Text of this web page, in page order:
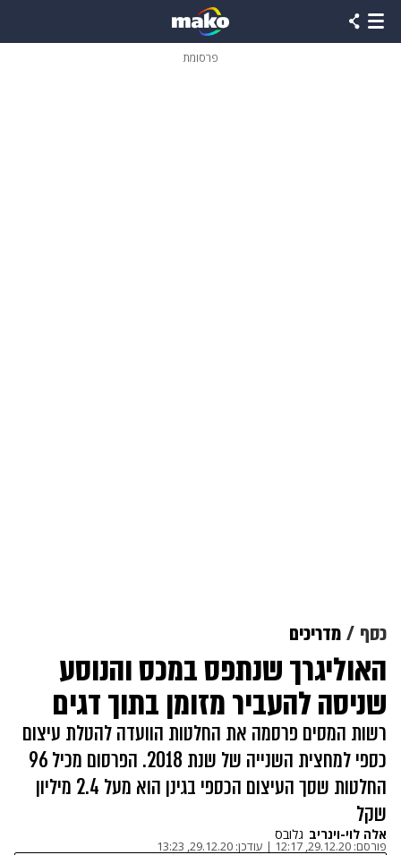
פרסומת
כסף מדריכים
האוליגרך שנתפס במכס והנוסע
שניסה להעביר מזומן בתוך דגים
רשות המסים פרסמה את החלטות הוועדה להטלת עיצום
כספי למחצית השנייה של שנת 2018. הפרסום מכיל 96
החלטות שסך העיצום הכספי בגינן הוא מעל 2.4 מיליון
שקל
אלה לוי-וינריב גלובס
פורסם: 29.12.20, 12:17
| עודכן: 29.12.20, 13:23